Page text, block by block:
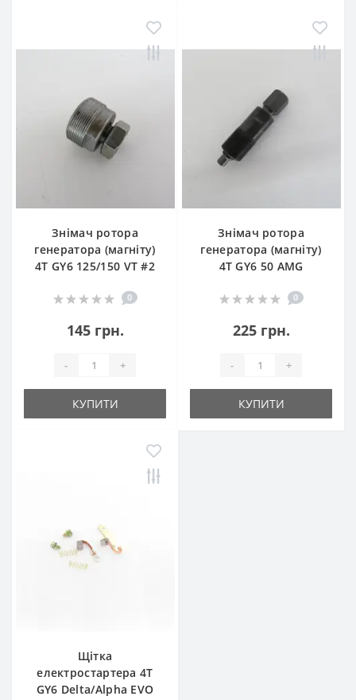
Знімач ротора
генератора (магніту)
4Т GY6 125/150 VT #2
0
145 грн.
- +
КУПИТИ
Знімач ротора
генератора (магніту)
4Т GY6 50 AMG
0
225 грн.
- +
КУПИТИ
Щітка
електростартера 4T
GY6 Delta/Alpha EVO